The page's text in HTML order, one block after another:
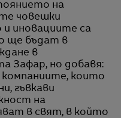
на
човешки
иновациите са
ще бъдат в
в
Зафар, но добавя:
които
гъвкави
на
в свят, в който